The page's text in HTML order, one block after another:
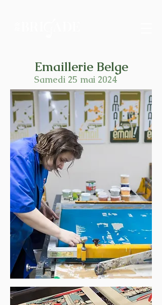
Emaillerie Belge
Samedi 25 mai 2024